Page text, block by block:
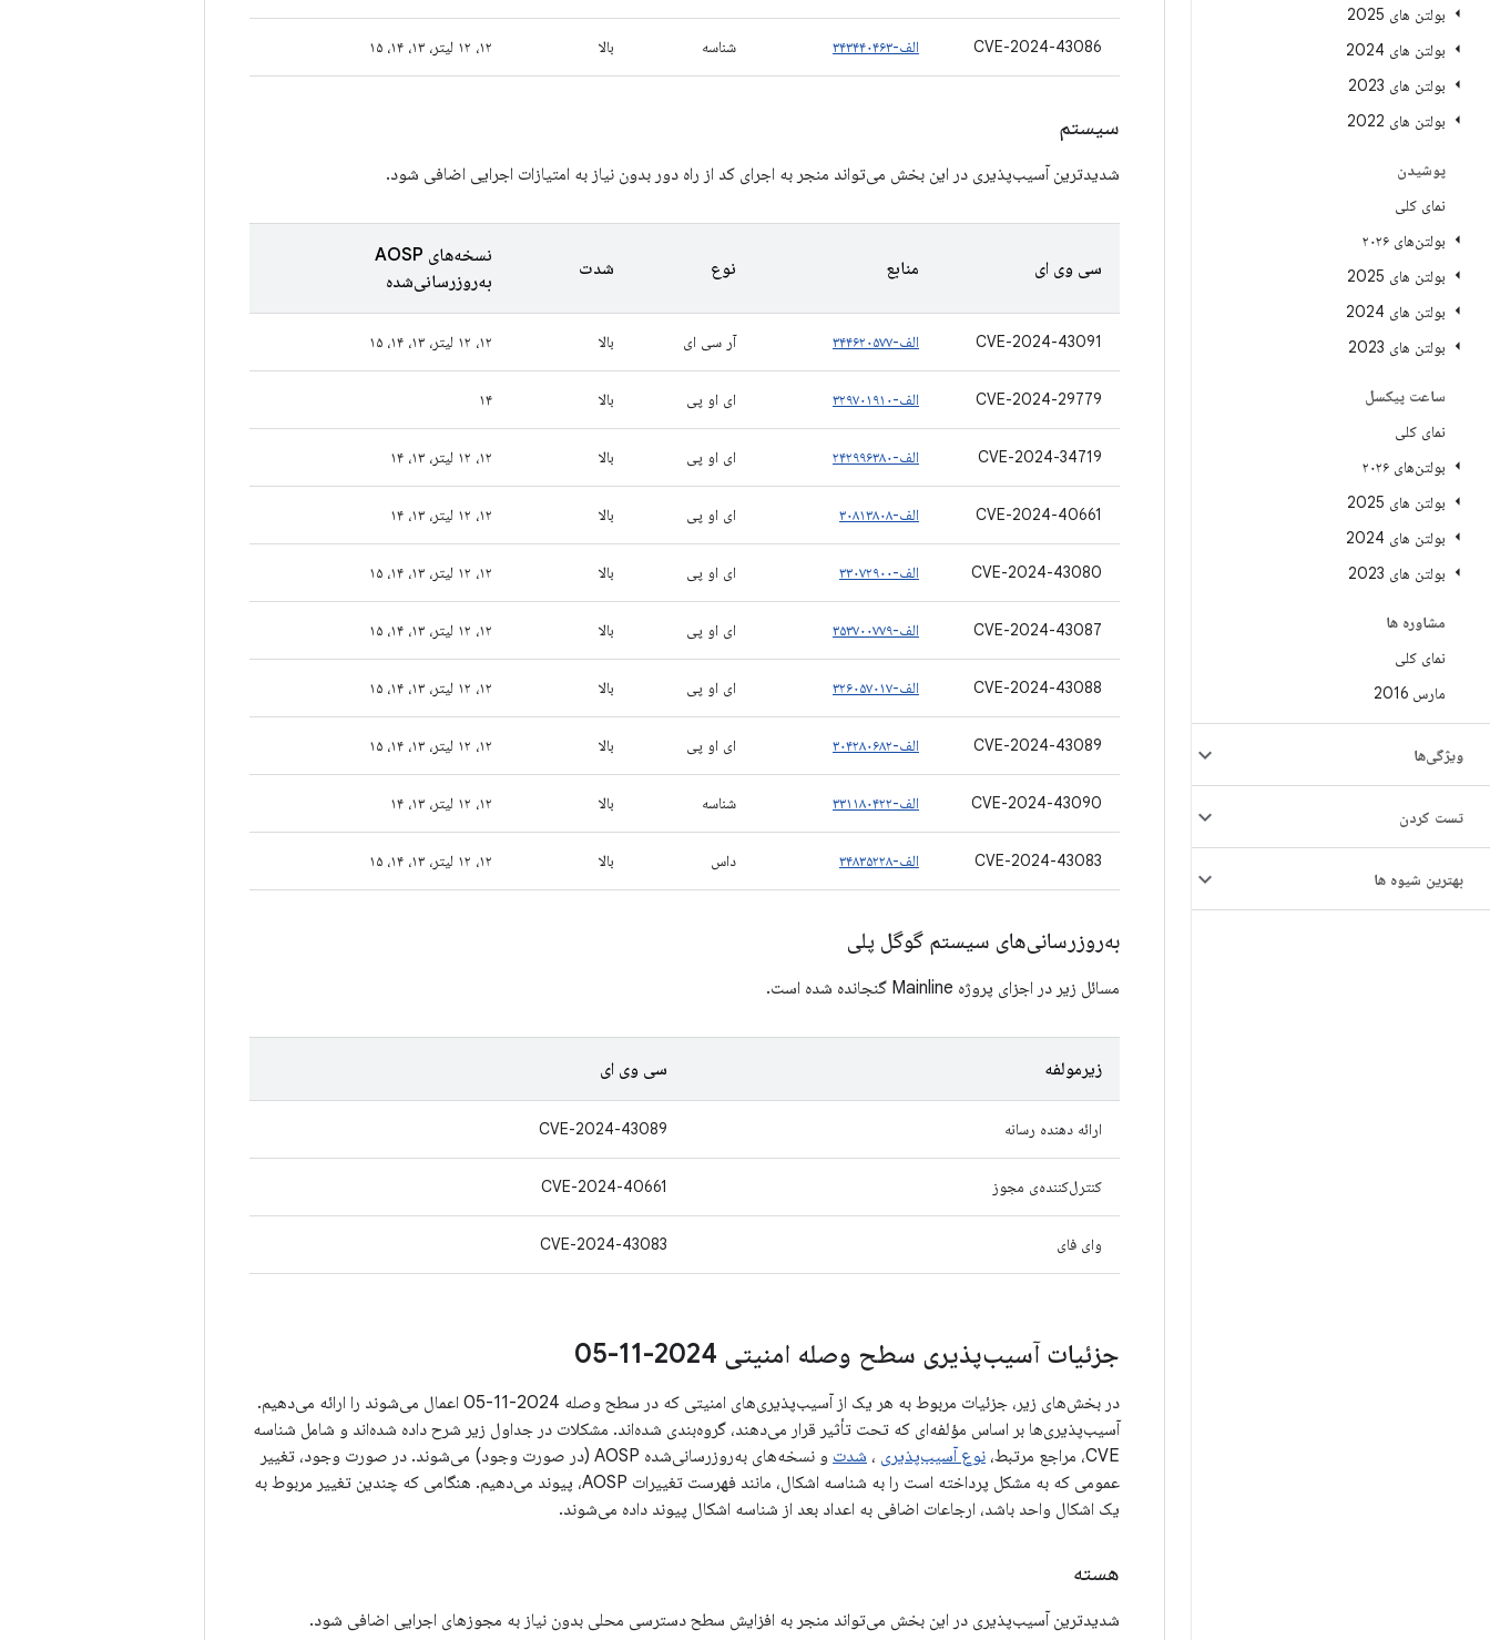
بولتن های 2025
بولتن های 2024
بولتن های 2023
بولتن های 2022
پوشیدن
نمای کلی
بولتن‌های ۲۰۲۶
بولتن های 2025
بولتن های 2024
بولتن های 2023
ساعت پیکسل
نمای کلی
بولتن‌های ۲۰۲۶
بولتن های 2025
بولتن های 2024
بولتن های 2023
مشاوره ها
نمای کلی
مارس 2016
ویژگی‌ها
تست کردن
بهترین شیوه ها
CVE-2024-43086 الف-۳۴۳۴۴۰۴۶۳ شناسه بالا ۱۲، ۱۲ لیتر، ۱۳، ۱۴، ۱۵
سیستم
شدیدترین آسیب‌پذیری در این بخش می‌تواند منجر به اجرای کد از راه دور بدون نیاز به امتیازات اجرایی اضافی شود.
سی وی ای منابع نوع شدت
نسخه‌های AOSP
به‌روزرسانی‌شده
CVE-2024-43091 الف-۳۴۴۶۲۰۵۷۷ آر سی ای بالا ۱۲، ۱۲ لیتر، ۱۳، ۱۴، ۱۵
CVE-2024-29779 الف-۳۲۹۷۰۱۹۱۰ ای او پی بالا ۱۴
CVE-2024-34719 الف-۲۴۲۹۹۶۳۸۰ ای او پی بالا ۱۲، ۱۲ لیتر، ۱۳، ۱۴
CVE-2024-40661 الف-۳۰۸۱۳۸۰۸ ای او پی بالا ۱۲، ۱۲ لیتر، ۱۳، ۱۴
CVE-2024-43080 الف-۳۳۰۷۲۹۰۰ ای او پی بالا ۱۲، ۱۲ لیتر، ۱۳، ۱۴، ۱۵
CVE-2024-43087 الف-۳۵۳۷۰۰۷۷۹ ای او پی بالا ۱۲، ۱۲ لیتر، ۱۳، ۱۴، ۱۵
CVE-2024-43088 الف-۳۲۶۰۵۷۰۱۷ ای او پی بالا ۱۲، ۱۲ لیتر، ۱۳، ۱۴، ۱۵
CVE-2024-43089 الف-۳۰۴۲۸۰۶۸۲ ای او پی بالا ۱۲، ۱۲ لیتر، ۱۳، ۱۴، ۱۵
CVE-2024-43090 الف-۳۳۱۱۸۰۴۲۲ شناسه بالا ۱۲، ۱۲ لیتر، ۱۳، ۱۴
CVE-2024-43083 الف-۳۴۸۳۵۲۲۸ داس بالا ۱۲، ۱۲ لیتر، ۱۳، ۱۴، ۱۵
به‌روزرسانی‌های سیستم گوگل پلی
مسائل زیر در اجزای پروژه Mainline گنجانده شده است.
زیرمولفه سی وی ای
ارائه دهنده رسانه CVE-2024-43089
کنترل‌کننده‌ی مجوز CVE-2024-40661
وای فای CVE-2024-43083
جزئیات آسیب‌پذیری سطح وصله امنیتی 2024-11-05
در بخش‌های زیر، جزئیات مربوط به هر یک از آسیب‌پذیری‌های امنیتی که در سطح وصله 2024-11-05 اعمال می‌شوند را ارائه می‌دهیم.
آسیب‌پذیری‌ها بر اساس مؤلفه‌ای که تحت تأثیر قرار می‌دهند، گروه‌بندی شده‌اند. مشکلات در جداول زیر شرح داده شده‌اند و شامل شناسه
CVE، مراجع مرتبط،
نوع آسیب‌پذیری ، شدت
و نسخه‌های به‌روزرسانی‌شده AOSP (در صورت وجود) می‌شوند. در صورت وجود، تغییر
عمومی که به مشکل پرداخته است را به شناسه اشکال، مانند فهرست تغییرات AOSP، پیوند می‌دهیم. هنگامی که چندین تغییر مربوط به
یک اشکال واحد باشد، ارجاعات اضافی به اعداد بعد از شناسه اشکال پیوند داده می‌شوند.
هسته
شدیدترین آسیب‌پذیری در این بخش می‌تواند منجر به افزایش سطح دسترسی محلی بدون نیاز به مجوزهای اجرایی اضافی شود.